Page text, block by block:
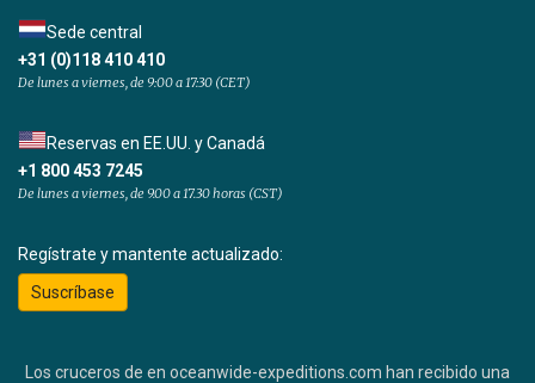
Sede central
+31 (0)118 410 410
De lunes a viernes, de 9:00 a 17:30 (CET)
Reservas en EE.UU. y Canadá
+1 800 453 7245
De lunes a viernes, de 9.00 a 17.30 horas (CST)
Regístrate y mantente actualizado:
Suscríbase
Los cruceros de en oceanwide-expeditions.com han recibido una